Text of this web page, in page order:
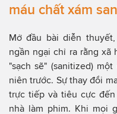
máu chất xám
Mở đầu bài diễn
ngần ngại chỉ ra rằng xã
"sạch sẽ" (sanitized)
niên trước. Sự thay đổi
trực tiếp và tiêu cực
nhà làm phim. Khi mọi